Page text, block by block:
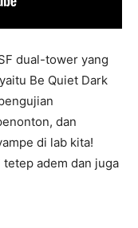
dual-tower yang
Be Quiet Dark
dan
di lab kita!
tetep adem dan juga